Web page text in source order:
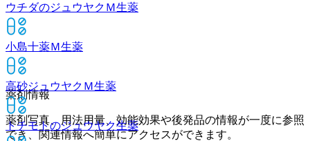
ウチダのジュウヤクＭ生薬
小島十薬Ｍ生薬
高砂ジュウヤクＭ生薬
トチモトのジュウヤク生薬
薬剤情報
薬剤写真、用法用量、効能効果や後発品の情報が一度に参照
でき、関連情報へ簡単にアクセスができます。